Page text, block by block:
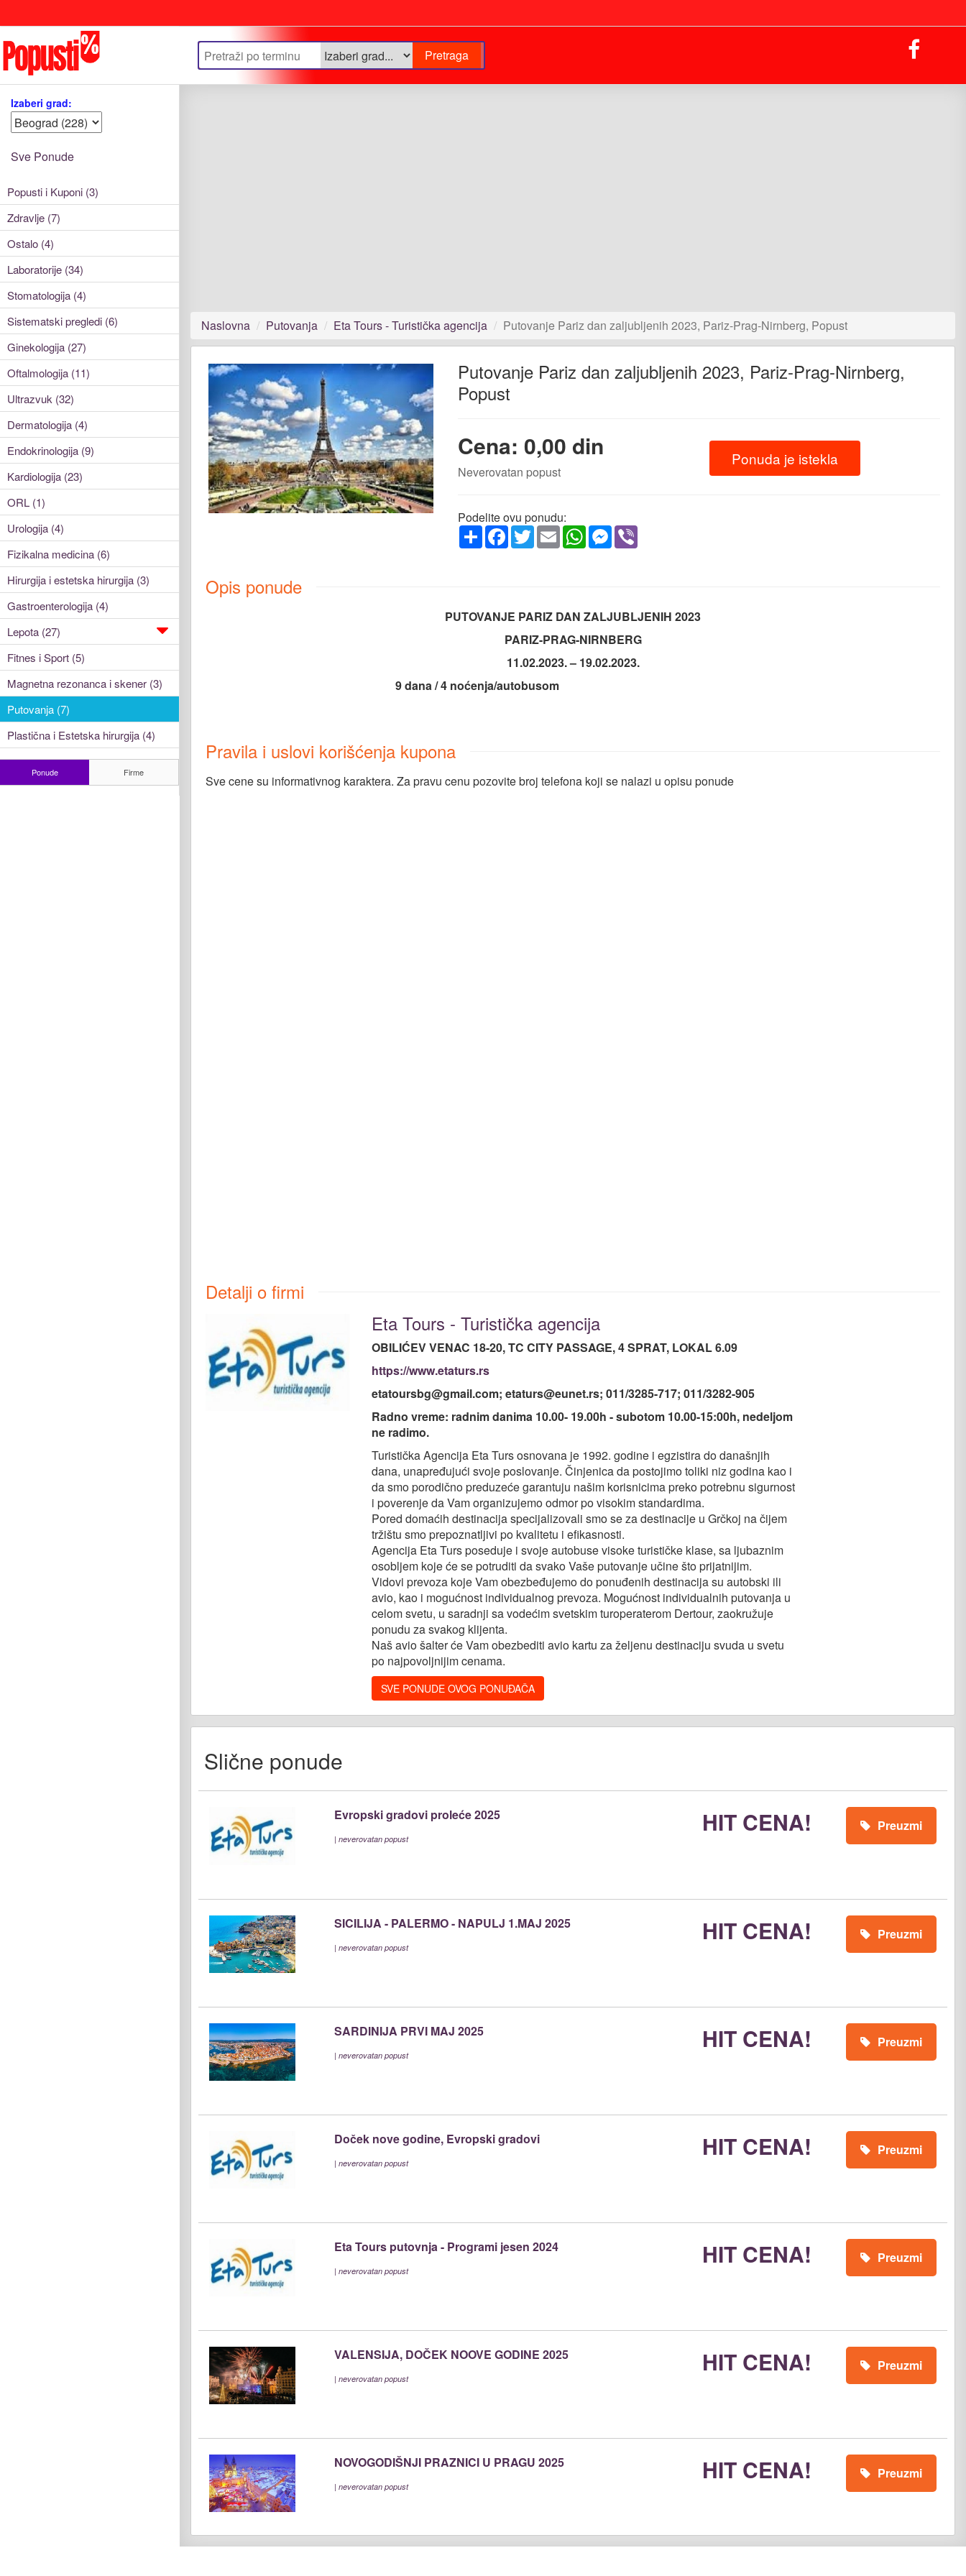
Izaberi grad:
Sve Ponude
Popusti i Kuponi (3)
Zdravlje (7)
Ostalo (4)
Laboratorije (34)
Stomatologija (4)
Sistematski pregledi (6)
Ginekologija (27)
Oftalmologija (11)
Ultrazvuk (32)
Dermatologija (4)
Endokrinologija (9)
Kardiologija (23)
ORL (1)
Urologija (4)
Fizikalna medicina (6)
Hirurgija i estetska hirurgija (3)
Gastroenterologija (4)
Lepota (27)
Fitnes i Sport (5)
Magnetna rezonanca i skener (3)
Putovanja (7)
Plastična i Estetska hirurgija (4)
Ponude Firme
Naslovna Putovanja Eta Tours - Turistička agencija Putovanje Pariz dan zaljubljenih 2023, Pariz-Prag-Nirnberg, Popust
Putovanje Pariz dan zaljubljenih 2023, Pariz-Prag-Nirnberg,
Popust
Cena: 0,00 din
Neverovatan popust
Ponuda je istekla
Podelite ovu ponudu:
ShareFacebook
TwitterEmailWhatsApp
Messenger
Viber
Opis ponude
PUTOVANJE PARIZ DAN ZALJUBLJENIH 2023
PARIZ-PRAG-NIRNBERG
11.02.2023. – 19.02.2023.
9 dana / 4 noćenja/autobusom
Pravila i uslovi korišćenja kupona
Sve cene su informativnog karaktera. Za pravu cenu pozovite broj telefona koji se nalazi u opisu ponude
Detalji o firmi
Eta Tours - Turistička agencija
OBILIĆEV VENAC 18-20, TC CITY PASSAGE, 4 SPRAT, LOKAL 6.09
https://www.etaturs.rs
etatoursbg@gmail.com; etaturs@eunet.rs; 011/3285-717; 011/3282-905
Radno vreme: radnim danima 10.00- 19.00h - subotom 10.00-15:00h, nedeljom
ne radimo.
Turistička Agencija Eta Turs osnovana je 1992. godine i egzistira do današnjih
dana, unapređujući svoje poslovanje. Činjenica da postojimo toliki niz godina kao i
da smo porodično preduzeće garantuju našim korisnicima preko potrebnu sigurnost
i poverenje da Vam organizujemo odmor po visokim standardima.
Pored domaćih destinacija specijalizovali smo se za destinacije u Grčkoj na čijem
tržištu smo prepoznatljivi po kvalitetu i efikasnosti.
Agencija Eta Turs poseduje i svoje autobuse visoke turističke klase, sa ljubaznim
osobljem koje će se potruditi da svako Vaše putovanje učine što prijatnijim.
Vidovi prevoza koje Vam obezbeđujemo do ponuđenih destinacija su autobski ili
avio, kao i mogućnost individualnog prevoza. Mogućnost individualnih putovanja u
celom svetu, u saradnji sa vodećim svetskim turoperaterom Dertour, zaokružuje
ponudu za svakog klijenta.
Naš avio šalter će Vam obezbediti avio kartu za željenu destinaciju svuda u svetu
po najpovoljnijim cenama.
SVE PONUDE OVOG PONUĐAČA
Slične ponude
Evropski gradovi proleće 2025
| neverovatan popust
HIT CENA! Preuzmi
SICILIJA - PALERMO - NAPULJ 1.MAJ 2025
| neverovatan popust
HIT CENA! Preuzmi
SARDINIJA PRVI MAJ 2025
| neverovatan popust
HIT CENA! Preuzmi
Doček nove godine, Evropski gradovi
| neverovatan popust
HIT CENA! Preuzmi
Eta Tours putovnja - Programi jesen 2024
| neverovatan popust
HIT CENA! Preuzmi
VALENSIJA, DOČEK NOOVE GODINE 2025
| neverovatan popust
HIT CENA! Preuzmi
NOVOGODIŠNJI PRAZNICI U PRAGU 2025
| neverovatan popust
HIT CENA! Preuzmi